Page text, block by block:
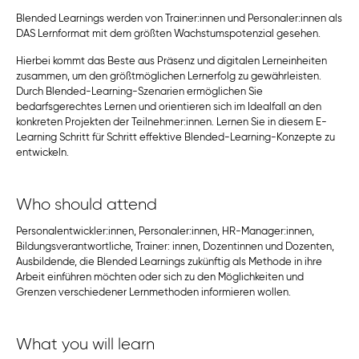
Blended Learnings werden von Trainer:innen und Personaler:innen als
DAS Lernformat mit dem größten Wachstumspotenzial gesehen.
Hierbei kommt das Beste aus Präsenz und digitalen Lerneinheiten
zusammen, um den größtmöglichen Lernerfolg zu gewährleisten.
Durch Blended-Learning-Szenarien ermöglichen Sie
bedarfsgerechtes Lernen und orientieren sich im Idealfall an den
konkreten Projekten der Teilnehmer:innen. Lernen Sie in diesem E-
Learning Schritt für Schritt effektive Blended-Learning-Konzepte zu
entwickeln.
Who should attend
Personalentwickler:innen, Personaler:innen, HR-Manager:innen,
Bildungsverantwortliche, Trainer: innen, Dozentinnen und Dozenten,
Ausbildende, die Blended Learnings zukünftig als Methode in ihre
Arbeit einführen möchten oder sich zu den Möglichkeiten und
Grenzen verschiedener Lernmethoden informieren wollen.
What you will learn